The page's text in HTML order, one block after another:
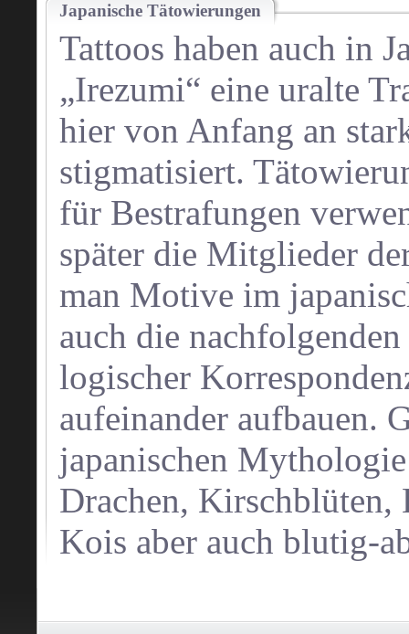
Japanische Tätowierungen
Tattoos haben auch in
„Irezumi“ eine uralte
hier von Anfang an
stigmatisiert.
für Bestrafungen
später die Mitglieder
man Motive im
auch die
logischer
aufeinander aufbauen.
japanischen
Drachen, Kirschblüten,
Kois aber auch blutig-